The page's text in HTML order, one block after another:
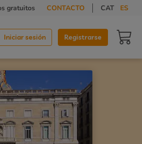
gratuitos CONTACTO CAT ES
Iniciar sesión Registrarse